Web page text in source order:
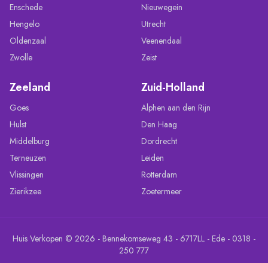
Enschede
Hengelo
Oldenzaal
Zwolle
Nieuwegein
Utrecht
Veenendaal
Zeist
Zeeland
Goes
Hulst
Middelburg
Terneuzen
Vlissingen
Zierikzee
Zuid-Holland
Alphen aan den Rijn
Den Haag
Dordrecht
Leiden
Rotterdam
Zoetermeer
Huis Verkopen © 2026 - Bennekomseweg 43 - 6717LL - Ede - 0318 -
250 777